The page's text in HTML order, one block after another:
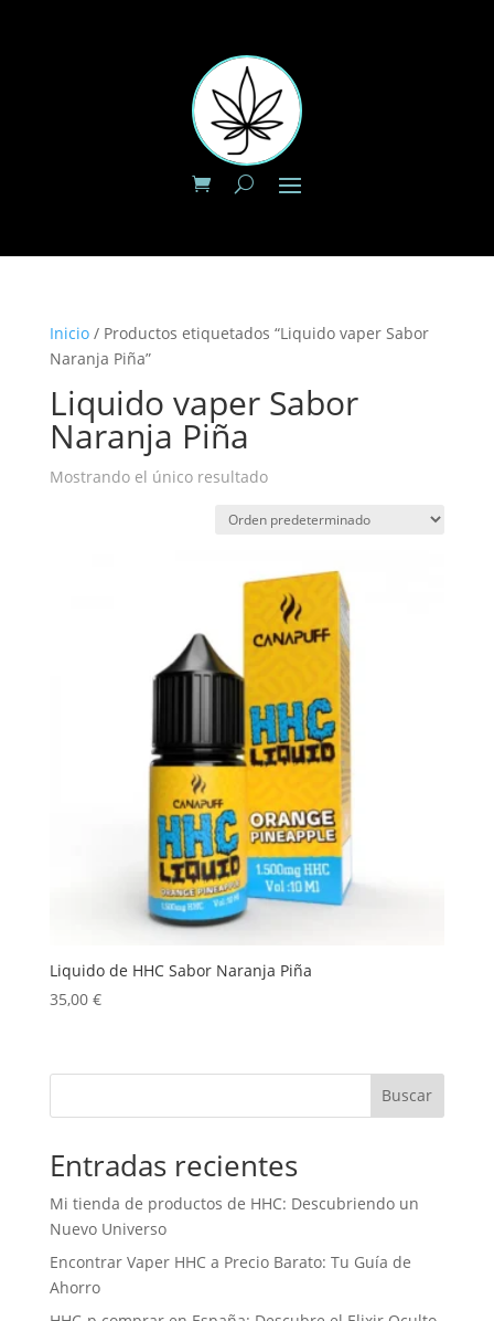
Inicio/ Productos etiquetados “Liquido vaper Sabor
Naranja Piña”
Liquido vaper Sabor
Naranja Piña
Mostrando el único resultado
Liquido de HHC Sabor Naranja Piña
35,00 €
Buscar
Entradas recientes
Mi tienda de productos de HHC: Descubriendo un
Nuevo Universo
Encontrar Vaper HHC a Precio Barato: Tu Guía de
Ahorro